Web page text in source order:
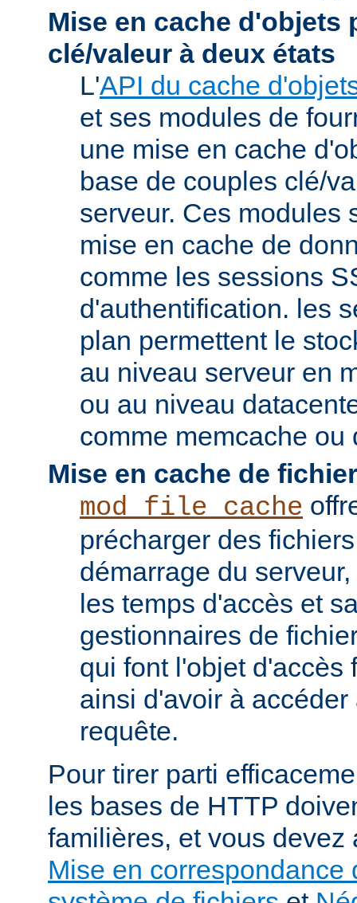
Mise en cache d'objets
clé/valeur à deux états
L'API du cache
et ses modules de
une mise en cache
base de couples clé/
serveur. Ces modules
mise en cache de
comme les sessions
d'authentification. les
plan permettent le
au niveau serveur en
ou au niveau
comme memcache ou
Mise en cache de
mod_file_cache
précharger des
démarrage du
les temps d'accès et
gestionnaires de
qui font l'objet d'accès
ainsi d'avoir à
requête.
Pour tirer parti
les bases de HTTP
familières, et vous devez
Mise en correspondance